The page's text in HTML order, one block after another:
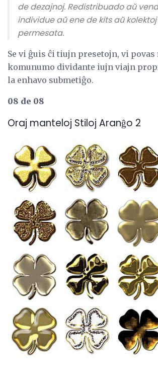
de dezajnoj. Redistribuado aŭ
individue aŭ ene de kits aŭ
permesata.
Se vi ĝuis ĉi tiujn presetojn, vi
komunumo dividante iujn viajn
la enhavo submetiĝo.
08 de 08
Oraj manteloj Stiloj Aranĝo 2